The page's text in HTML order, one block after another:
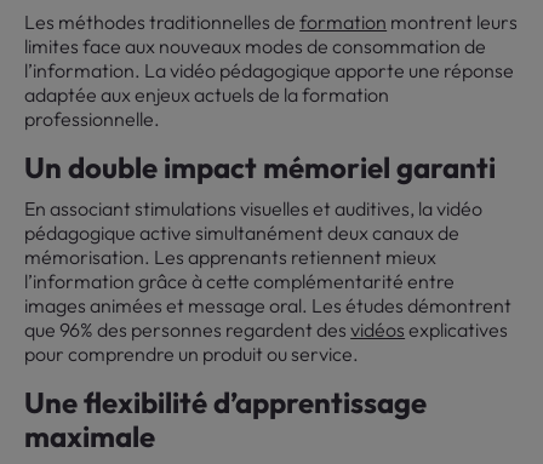
Les méthodes traditionnelles deformation montrent leurs
limites face aux nouveaux modes de consommation de
l’information. La vidéo pédagogique apporte une réponse
adaptée aux enjeux actuels de la formation
professionnelle.
Un double impact mémoriel garanti
En associant stimulations visuelles et auditives, la vidéo
pédagogique active simultanément deux canaux de
mémorisation. Les apprenants retiennent mieux
l’information grâce à cette complémentarité entre
images animées et message oral. Les études démontrent
que 96% des personnes regardent desvidéos explicatives
pour comprendre un produit ou service.
Une flexibilité d’apprentissage
maximale